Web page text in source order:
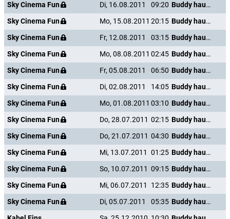
Sky Cinema Fun
Di, 16.08.2011 09:20
Buddy haut den Lukas
Sky Cinema Fun
Mo, 15.08.2011 20:15
Buddy haut den Lukas
Sky Cinema Fun
Fr, 12.08.2011 03:15
Buddy haut den Lukas
Sky Cinema Fun
Mo, 08.08.2011 02:45
Buddy haut den Lukas
Sky Cinema Fun
Fr, 05.08.2011 06:50
Buddy haut den Lukas
Sky Cinema Fun
Di, 02.08.2011 14:05
Buddy haut den Lukas
Sky Cinema Fun
Mo, 01.08.2011 03:10
Buddy haut den Lukas
Sky Cinema Fun
Do, 28.07.2011 02:15
Buddy haut den Lukas
Sky Cinema Fun
Do, 21.07.2011 04:30
Buddy haut den Lukas
Sky Cinema Fun
Mi, 13.07.2011 01:25
Buddy haut den Lukas
Sky Cinema Fun
So, 10.07.2011 09:15
Buddy haut den Lukas
Sky Cinema Fun
Mi, 06.07.2011 12:35
Buddy haut den Lukas
Sky Cinema Fun
Di, 05.07.2011 05:35
Buddy haut den Lukas